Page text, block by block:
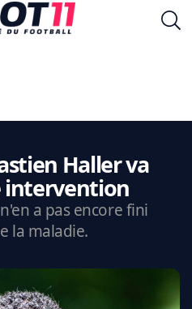
Haller va
intervention
a pas encore fini
la maladie.